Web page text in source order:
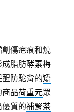
創傷疤痕和燒
成脂肪酵素梅
防駝背的矯
商品荷重元眾
優質的補腎茶